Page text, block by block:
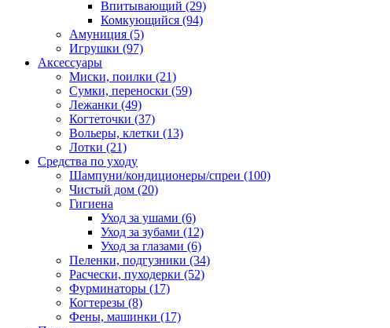
Впитывающий (29)
Комкующийся (94)
Амуниция (5)
Игрушки (97)
Аксессуары
Миски, поилки (21)
Сумки, переноски (59)
Лежанки (49)
Когтеточки (37)
Вольеры, клетки (13)
Лотки (21)
Средства по уходу
Шампуни/кондиционеры/спреи (100)
Чистый дом (20)
Гигиена
Уход за ушами (6)
Уход за зубами (12)
Уход за глазами (6)
Пеленки, подгузники (34)
Расчески, пуходерки (52)
Фурминаторы (17)
Когтерезы (8)
Фены, машинки (17)